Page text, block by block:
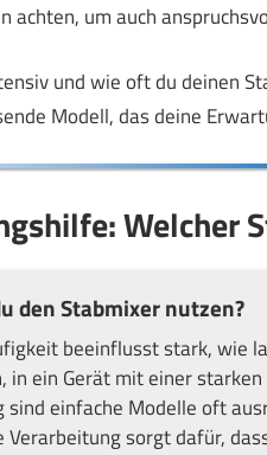
achten, um auch
und wie oft du deinen
Modell, das deine
Welcher
den Stabmixer nutzen?
beeinflusst stark, wie
in ein Gerät mit einer
einfache Modelle oft
Verarbeitung sorgt dafür,